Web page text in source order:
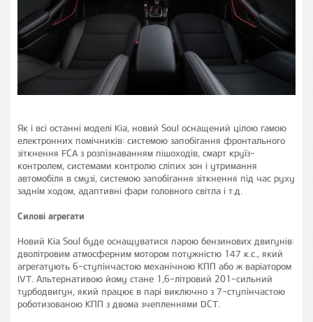
Як і всі останні моделі Kia, новий Soul оснащений цілою гамою
електронних помічників: системою запобігання фронтального
зіткнення FCA з розпізнаванням пішоходів, смарт круїз-
контролем, системами контролю сліпих зон і утримання
автомобіля в смузі, системою запобігання зіткнення під час руху
заднім ходом, адаптивні фари головного світла і т.д.
Силові агрегати
Новий Kia Soul буде оснащуватися парою бензинових двигунів:
дволітровим атмосферним мотором потужністю 147 к.с., який
агрегатують 6-ступінчастою механічною КПП або ж варіатором
IVT. Альтернативою йому стане 1,6-літровий 201-сильний
турбодвигун, який працює в парі виключно з 7-ступінчастою
роботизованою КПП з двома зчепленнями DCT.